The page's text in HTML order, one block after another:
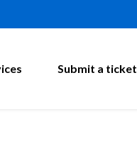
Submit a ticket